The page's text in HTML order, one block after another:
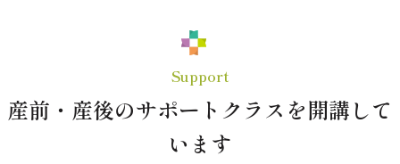
Support
産前・産後のサポートクラスを開講して
います